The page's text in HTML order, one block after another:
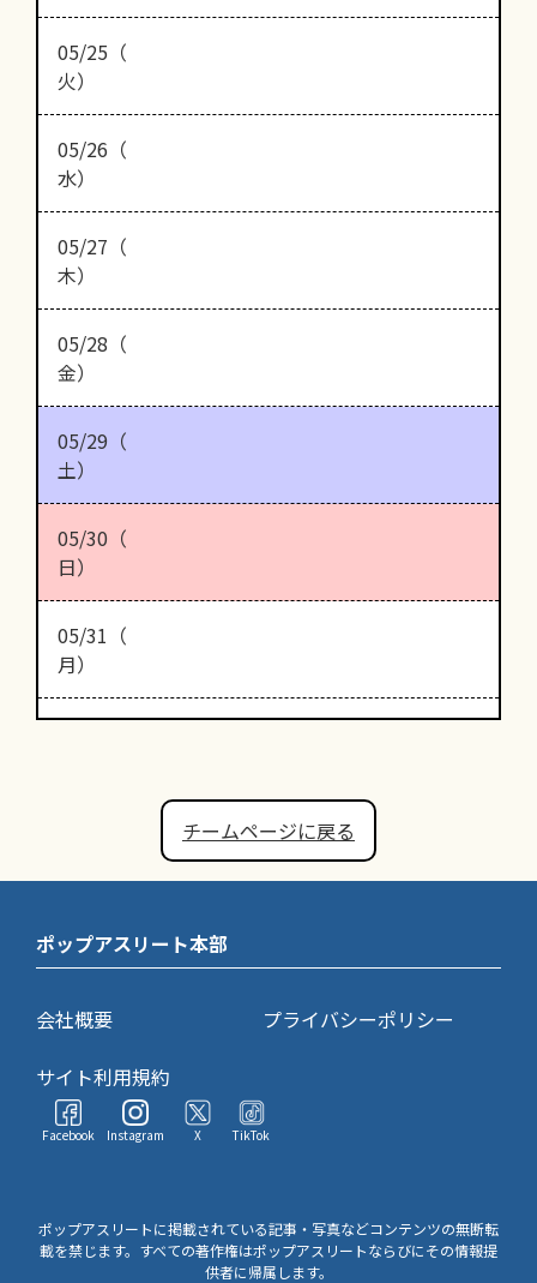
05/25（
火）
05/26（
水）
05/27（
木）
05/28（
金）
05/29（
土）
05/30（
日）
05/31（
月）
チームページに戻る
ポップアスリート本部
会社概要
プライバシーポリシー
サイト利用規約
Facebook Instagram X TikTok
ポップアスリートに掲載されている記事・写真などコンテンツの無断転
載を禁じます。すべての著作権はポップアスリートならびにその情報提
供者に帰属します。